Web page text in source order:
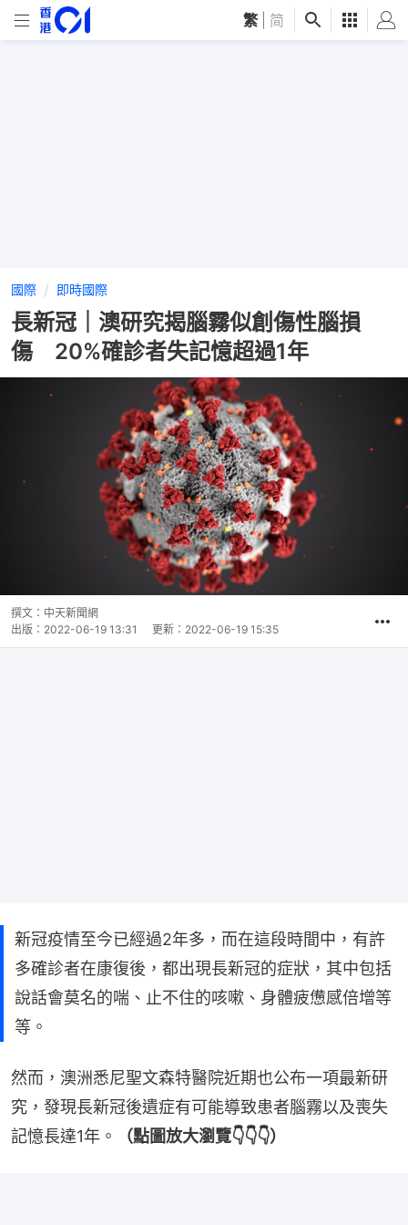
繁 简
國際 即時國際
長新冠｜澳研究揭腦霧似創傷性腦損
傷 20%確診者失記憶超過1年
撰文： 中天新聞網
出版： 2022-06-19 13:31 更新： 2022-06-19 15:35
新冠疫情至今已經過2年多，而在這段時間中，有許
多確診者在康復後，都出現長新冠的症狀，其中包括
說話會莫名的喘、止不住的咳嗽、身體疲憊感倍增等
等。
然而，澳洲悉尼聖文森特醫院近期也公布一項最新研
究，發現長新冠後遺症有可能導致患者腦霧以及喪失
記憶長達1年。
（點圖放大瀏覽👇👇👇）